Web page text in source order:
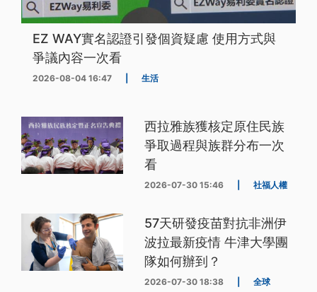
EZ WAY實名認證引發個資疑慮 使用方式與
爭議內容一次看
2026-08-04 16:47 生活
西拉雅族獲核定原住民族
爭取過程與族群分布一次
看
2026-07-30 15:46 社福人權
57天研發疫苗對抗非洲伊
波拉最新疫情 牛津大學團
隊如何辦到？
2026-07-30 18:38 全球